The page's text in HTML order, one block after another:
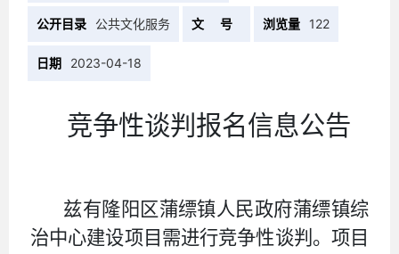
公开目录 公共文化服务 文 号 浏览量 122
日期 2023-04-18
竞争性谈判报名信息公告
兹有隆阳区蒲缥镇人民政府蒲缥镇综
治中心建设项目需进行竞争性谈判。项目